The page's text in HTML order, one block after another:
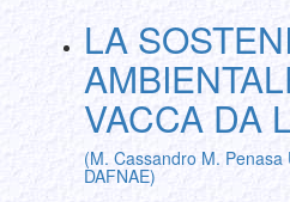
LA
VACCA DA
(M. Cassandro M.
DAFNAE)